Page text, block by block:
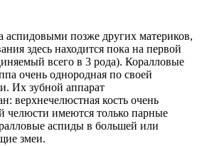
аспидовыми позже других материков,
здесь находится пока на первой
всего в 3 рода). Коралловые
очень однородная по своей
Их зубной аппарат
верхнечелюстная кость очень
челюсти имеются только парные
аспиды в большей или
змеи.